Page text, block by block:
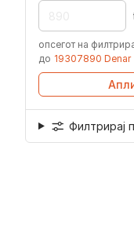
опсегот на
до 19307890 Denar
Филтрирај